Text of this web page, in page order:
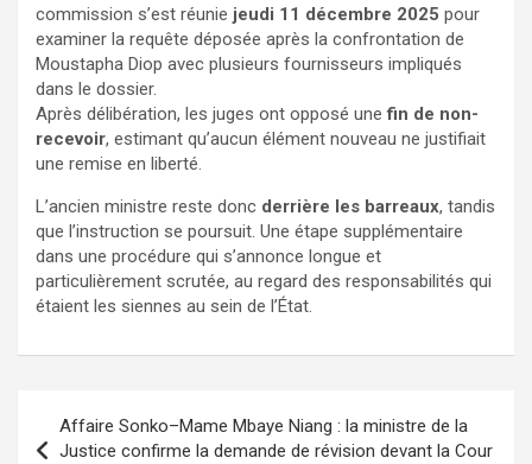
commission s’est réunie jeudi 11 décembre 2025 pour
examiner la requête déposée après la confrontation de
Moustapha Diop avec plusieurs fournisseurs impliqués
dans le dossier.
Après délibération, les juges ont opposé unefin de non-
recevoir, estimant qu’aucun élément nouveau ne justifiait
une remise en liberté.
L’ancien ministre reste donc derrière les barreaux, tandis
que l’instruction se poursuit. Une étape supplémentaire
dans une procédure qui s’annonce longue et
particulièrement scrutée, au regard des responsabilités qui
étaient les siennes au sein de l’État.
Affaire Sonko–Mame Mbaye Niang : la ministre de la
Justice confirme la demande de révision devant la Cour